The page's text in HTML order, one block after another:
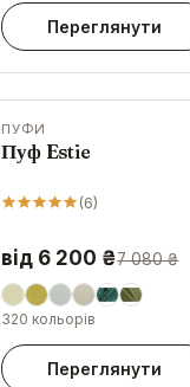
Переглянути
-12%
ПУФИ
Пуф Estie
(6)
від 6 200 ₴7 080 ₴
320 кольорів
Переглянути